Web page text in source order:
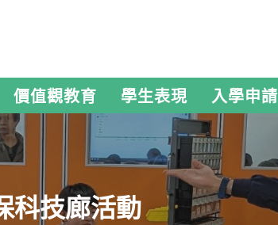
價值觀教育 學生表現 入學申請
科技廊活動